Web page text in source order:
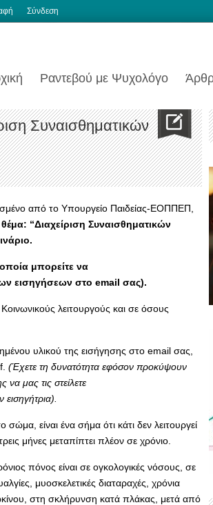
Σύνδεση
Ραντεβού με Ψυχολόγο
Συναισθηματικών
από το Υπουργείο Παιδείας-EOΠΠΕΠ,
“Διαχείριση Συναισθηματικών
μπορείτε να
εισηγήσεων στο email σας).
λειτουργούς και σε όσους
υλικού της εισήγησης στο email σας,
(Έχετε τη δυνατότητα εφόσον προκύψουν
μας τις στείλετε
είναι ένα σήμα ότι κάτι δεν λειτουργεί
μήνες μεταπίπτει πλέον σε χρόνιο.
πόνος είναι σε ογκολογικές νόσους, σε
μυοσκελετικές διαταραχές, χρόνια
στη σκλήρυνση κατά πλάκας, μετά από